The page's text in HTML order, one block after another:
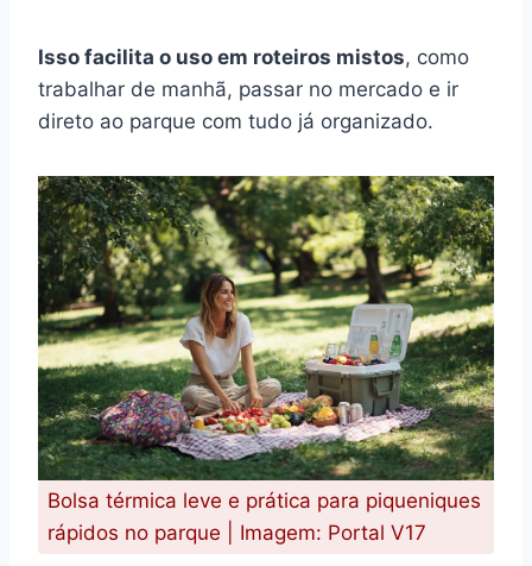
Isso facilita o uso em roteiros mistos, como
trabalhar de manhã, passar no mercado e ir
direto ao parque com tudo já organizado.
Bolsa térmica leve e prática para piqueniques
rápidos no parque | Imagem: Portal V17